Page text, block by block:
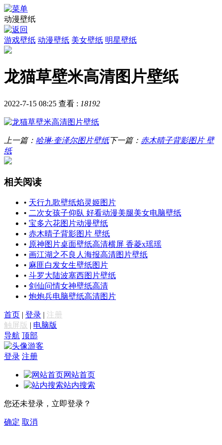
动漫壁纸
游戏壁纸 动漫壁纸 美女壁纸 明星壁纸
龙猫草壁米高清图片壁纸
2022-7-15 08:25 查看 : 18192
上一篇： 哈琳·奎泽尔图片壁纸下一篇： 赤木晴子背影图片 壁
纸
相关阅读
• 天行九歌壁纸焰灵姬图片
• 二次女孩子仰臥 好看动漫美腿美女电脑壁纸
• 宝多六花图片动漫壁纸
• 赤木晴子背影图片 壁纸
• 原神图片桌面壁纸高清横屏 香菱x瑶瑶
• 画江湖之不良人海报高清图片壁纸
• 麻匪白发女生壁纸图片
• 斗罗大陆波塞西图片壁纸
• 剑仙问情女神壁纸高清
• 炮炮兵电脑壁纸高清图片
首页 | 登录 | 注册
触屏版 | 电脑版
导航 顶部
游客
登录 注册
网站首页
站内搜索
您还未登录，立即登录？
确定 取消